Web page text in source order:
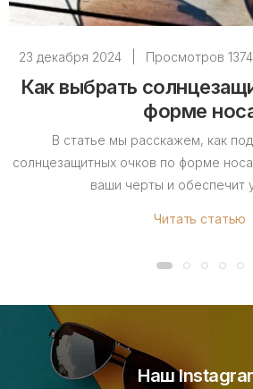
23 декабря 2024 Просмотров
Как выбрать
форме
В статье мы расскажем, как
солнцезащитных очков по форме
ваши черты и обеспечит
Читать статью
Наш